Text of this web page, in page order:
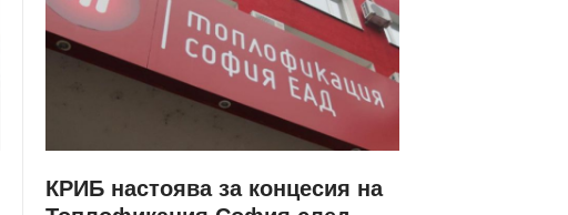
КРИБ настоява за концесия на